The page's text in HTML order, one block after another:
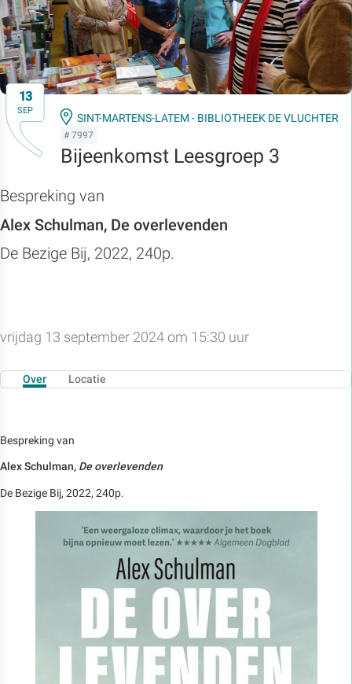
13
SEP
SINT-MARTENS-LATEM - BIBLIOTHEEK DE VLUCHTER
# 7997
Bijeenkomst Leesgroep 3
Bespreking van
Alex Schulman, De overlevenden
De Bezige Bij, 2022, 240p.
vrijdag 13 september 2024 om 15:30 uur
Over Locatie
Bespreking van
Alex Schulman, De overlevenden
De Bezige Bij, 2022, 240p.